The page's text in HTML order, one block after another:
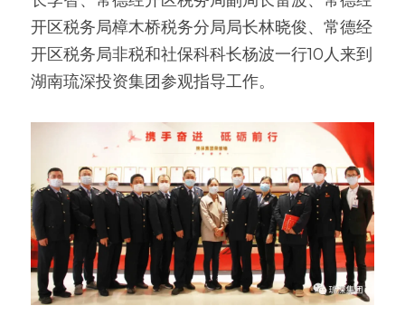
开区税务局樟木桥税务分局局长林晓俊、常德经
开区税务局非税和社保科科长杨波一行10人来到
湖南琉深投资集团参观指导工作。